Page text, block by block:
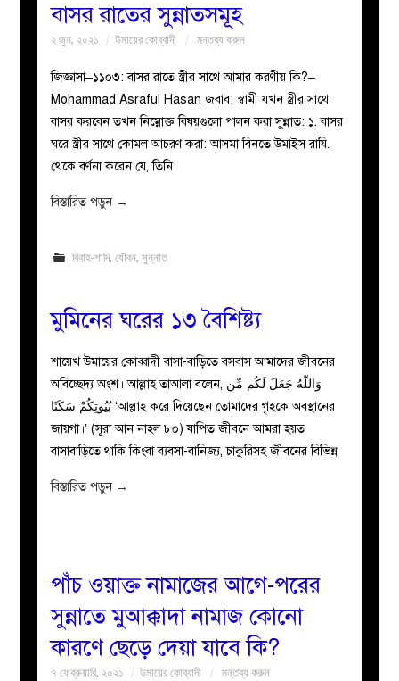
বাসর রাতের সুন্নাতসমূহ
২ জুন, ২০২১ উমায়ের কোব্বাদী মন্তব্য করুন
জিজ্ঞাসা–১১০৩: বাসর রাতে স্ত্রীর সাথে আমার করণীয় কি?–
Mohammad Asraful Hasan জবাব: স্বামী যখন স্ত্রীর সাথে
বাসর করবেন তখন নিম্নোক্ত বিষয়গুলো পালন করা সুন্নাত: ১. বাসর
ঘরে স্ত্রীর সাথে কোমল আচরণ করা: আসমা বিনতে উমাইস রাযি.
থেকে বর্ণনা করেন যে, তিনি
বিস্তারিত পড়ুন →
বিবাহ-শাদি, যৌবন, সুন্নাত
মুমিনের ঘরের ১৩ বৈশিষ্ট্য
শায়েখ উমায়ের কোব্বাদী বাসা-বাড়িতে বসবাস আমাদের জীবনের
অবিচ্ছেদ্য অংশ। আল্লাহ তাআলা বলেন, وَاللّهُ جَعَلَ لَكُم مِّن
بُيُوتِكُمْ سَكَنًا ‘আল্লাহ করে দিয়েছেন তোমাদের গৃহকে অবস্থানের
জায়গা।’ (সূরা আন নাহল ৮০) যাপিত জীবনে আমরা হয়ত
বাসাবাড়িতে থাকি কিংবা ব্যবসা-বানিজ্য, চাকুরিসহ জীবনের বিভিন্ন
বিস্তারিত পড়ুন →
পাঁচ ওয়াক্ত নামাজের আগে-পরের
সুন্নাতে মুআক্কাদা নামাজ কোনো
কারণে ছেড়ে দেয়া যাবে কি?
৭ ফেব্রুয়ারি, ২০২১ উমায়ের কোব্বাদী মন্তব্য করুন